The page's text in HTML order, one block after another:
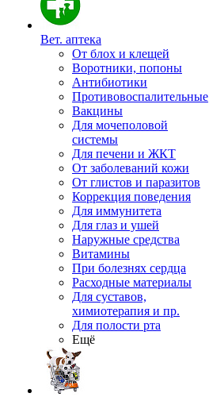
Вет. аптека
От блох и клещей
Воротники, попоны
Антибиотики
Противовоспалительные
Вакцины
Для мочеполовой
системы
Для печени и ЖКТ
От заболеваний кожи
От глистов и паразитов
Коррекция поведения
Для иммунитета
Для глаз и ушей
Наружные средства
Витамины
При болезнях сердца
Расходные материалы
Для суставов,
химиотерапия и пр.
Для полости рта
Ещё